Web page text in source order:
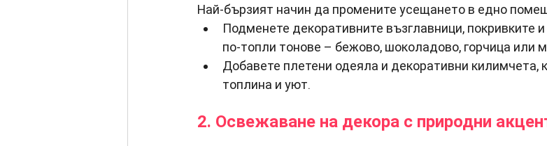
Най-бързият начин да промените усещането в едно
Подменете декоративните възглавници, покривките
по-топли тонове – бежово, шоколадово, горчица или
Добавете плетени одеяла и декоративни килимчета,
топлина и уют.
2. Освежаване на декора с природни